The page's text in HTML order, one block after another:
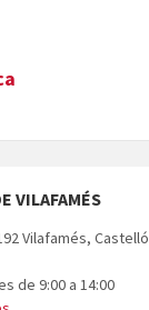
VILAFAMÉS
Vilafamés, Castelló
de 9:00 a 14:00